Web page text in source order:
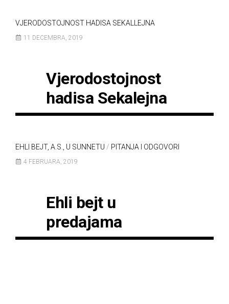
VJERODOSTOJNOST HADISA SEKALLEJNA
11 DECEMBRA, 2019
Vjerodostojnost
hadisa Sekalejna
EHLI BEJT, A.S., U SUNNETU / PITANJA I ODGOVORI
4 FEBRUARA, 2019
Ehli bejt u
predajama